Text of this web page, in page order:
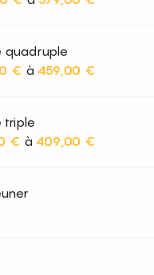
quadruple
€ à 459,00 €
triple
€ à 409,00 €